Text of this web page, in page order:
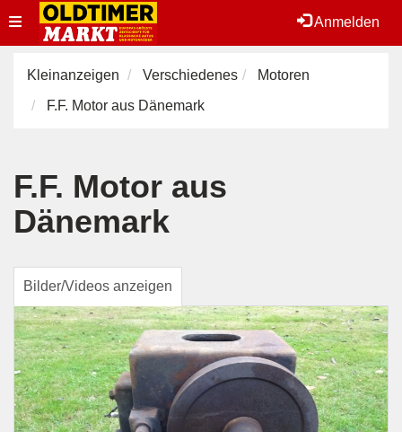
Anmelden
Toggle
navigation
Kleinanzeigen Verschiedenes
Motoren
F.F. Motor aus Dänemark
F.F. Motor aus
Dänemark
Bilder/Videos anzeigen